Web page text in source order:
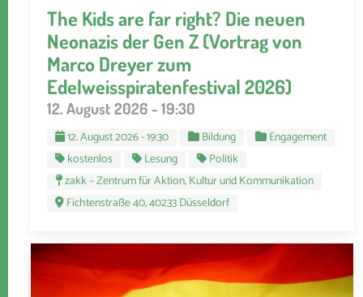
The Kids are far right? Die neuen
Neonazis der Gen Z (Vortrag von
Marco Dreyer zum
Edelweisspiratenfestival 2026)
12. August 2026 - 19:30
12. August 2026 - 19:30 Bildung
Engagement
kostenlos
Lesung
Politik
zakk – Zentrum für Aktion, Kultur und Kommunikation
Fichtenstraße 40, 40233 Düsseldorf